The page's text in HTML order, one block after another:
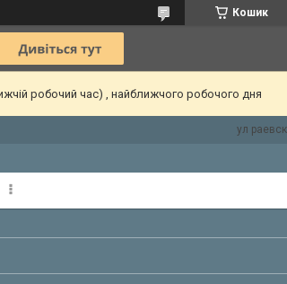
Кошик
робочий час) , найближчого робочого дня
ул